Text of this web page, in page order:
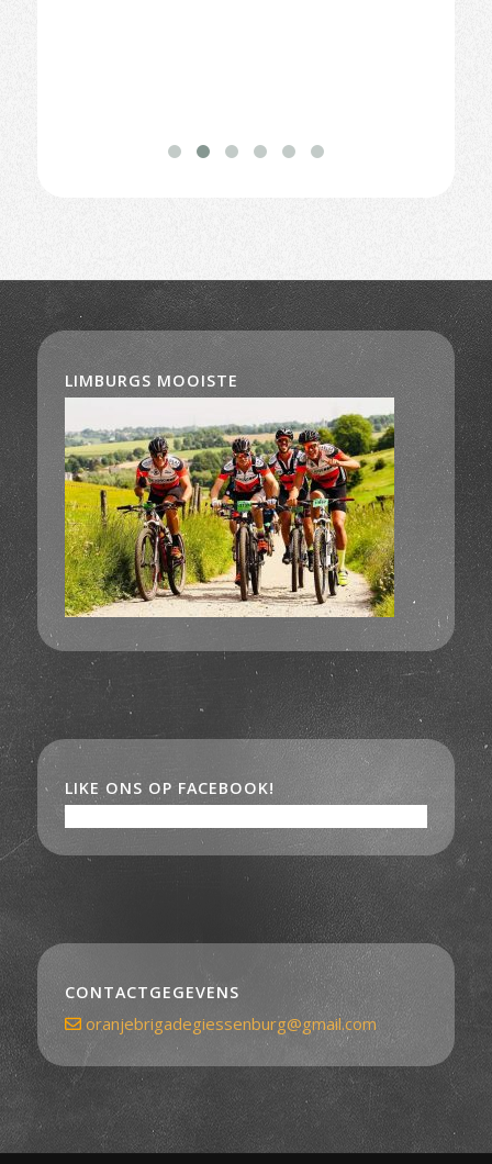
LIMBURGS MOOISTE
LIKE ONS OP FACEBOOK!
CONTACTGEGEVENS
oranjebrigadegiessenburg@gmail.com